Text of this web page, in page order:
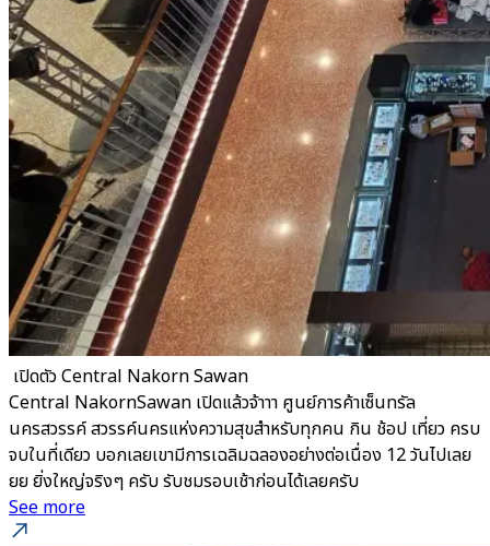
​ เปิดตัว Central Nakorn Sawan
Central NakornSawan เปิดแล้วจ้าาา ศูนย์การค้าเซ็นทรัล
นครสวรรค์ สวรรค์นครแห่งความสุขสำหรับทุกคน กิน ช้อป เที่ยว ครบ
จบในที่เดียว บอกเลยเขามีการเฉลิมฉลองอย่างต่อเนื่อง 12 วันไปเลย
ยย ยิ่งใหญ่จริงๆ ครับ รับชมรอบเช้าก่อนได้เลยครับ
See more